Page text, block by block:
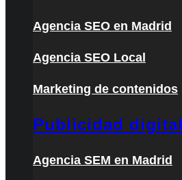
Agencia SEO en Madrid
Agencia SEO Local
Marketing de contenidos
Publicidad digital
Agencia SEM en Madrid